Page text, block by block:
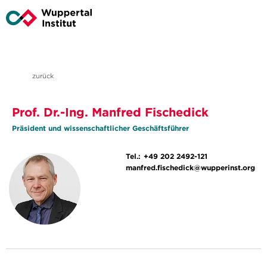
zurück
Prof. Dr.-Ing. Manfred Fischedick
Präsident und wissenschaftlicher Geschäftsführer
Tel.: +49 202 2492-121
manfred.fischedick@wupperinst.org